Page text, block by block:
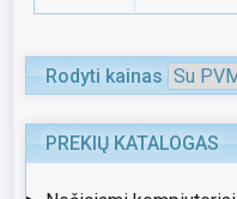
Rodyti kainas
PREKIŲ KATALOGAS